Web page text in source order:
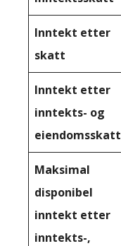
Inntekt etter
skatt
Inntekt etter
inntekts- og
eiendomsskatt
Maksimal
disponibel
inntekt etter
inntekts-,